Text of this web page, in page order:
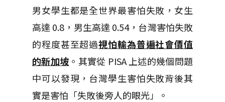
男女學生都是全世界最害怕失敗，女生
高達 0.8 ，男生高達 0.54，台灣害怕失敗
的程度甚至超過視怕輸為普遍社會價值
的新加坡 。其實從 PISA 上述的幾個問題
中可以發現，台灣學生害怕失敗背後其
實是害怕「失敗後旁人的眼光」。